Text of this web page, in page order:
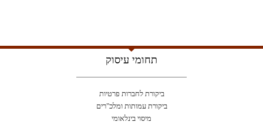
תחומי עיסוק
ביקורת לחברות פרטיות
ביקורת עמותות ומלכ"רים
מיסוי בינלאומי